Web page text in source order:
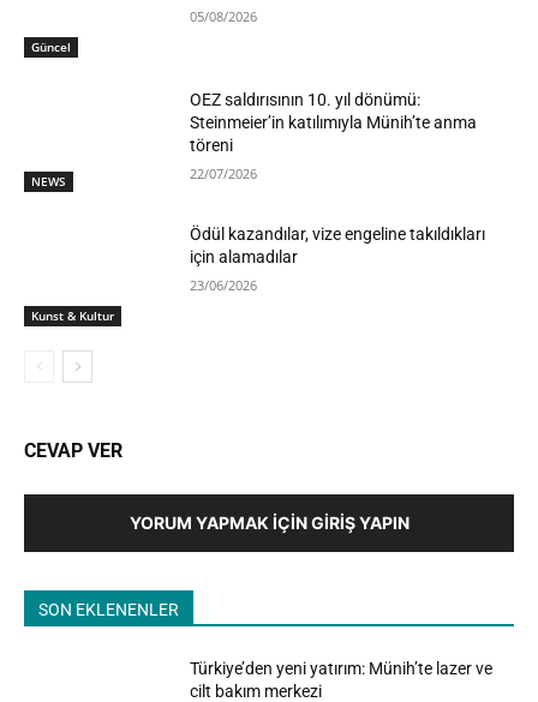
Güncel
05/08/2026
NEWS
OEZ saldırısının 10. yıl dönümü:
Steinmeier’in katılımıyla Münih’te anma
töreni
22/07/2026
Kunst & Kultur
Ödül kazandılar, vize engeline takıldıkları
için alamadılar
23/06/2026
CEVAP VER
YORUM YAPMAK İÇIN GIRIŞ YAPIN
SON EKLENENLER
Türkiye’den yeni yatırım: Münih’te lazer ve
cilt bakım merkezi